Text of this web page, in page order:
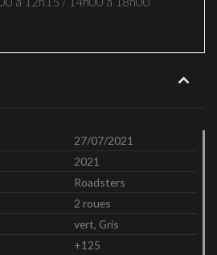
27/07/2021
2021
Roadsters
2 roues
vert, Gris
+125